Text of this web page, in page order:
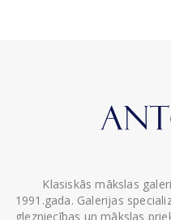
Klasiskās mākslas
1991.gada. Galerijas
glezniecības un mākslas